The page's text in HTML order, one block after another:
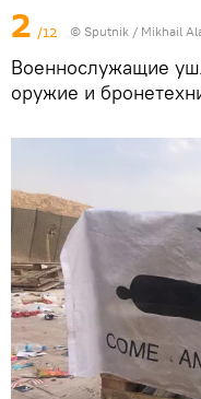
2 /12 © Sputnik / Mikhail
Военнослужащие
оружие и